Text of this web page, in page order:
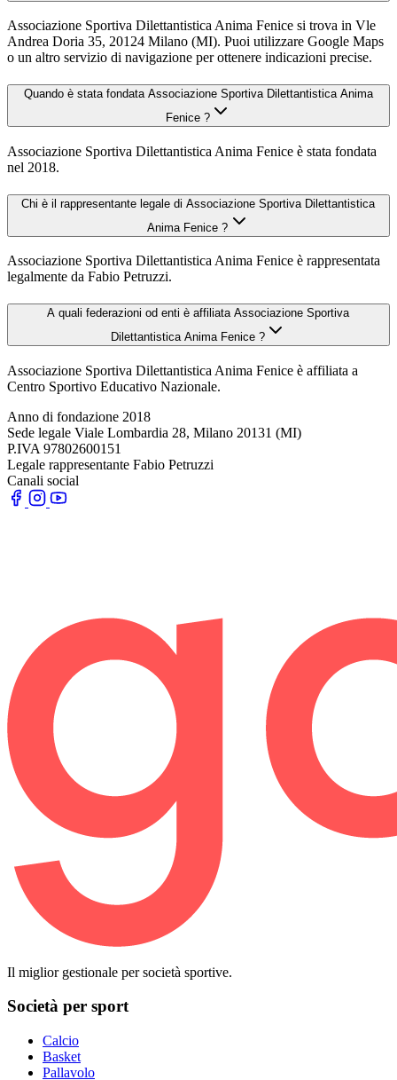
Associazione Sportiva Dilettantistica Anima Fenice si trova in Vle
Andrea Doria 35, 20124 Milano (MI). Puoi utilizzare Google Maps
o un altro servizio di navigazione per ottenere indicazioni precise.
Quando è stata fondata Associazione Sportiva Dilettantistica Anima
Fenice ?
Associazione Sportiva Dilettantistica Anima Fenice è stata fondata
nel 2018.
Chi è il rappresentante legale di Associazione Sportiva Dilettantistica
Anima Fenice ?
Associazione Sportiva Dilettantistica Anima Fenice è rappresentata
legalmente da Fabio Petruzzi.
A quali federazioni od enti è affiliata Associazione Sportiva
Dilettantistica Anima Fenice ?
Associazione Sportiva Dilettantistica Anima Fenice è affiliata a
Centro Sportivo Educativo Nazionale.
Anno di fondazione 2018
Sede legale Viale Lombardia 28, Milano 20131 (MI)
P.IVA 97802600151
Legale rappresentante Fabio Petruzzi
Canali social
Il miglior gestionale per società sportive.
Società per sport
Calcio
Basket
Pallavolo